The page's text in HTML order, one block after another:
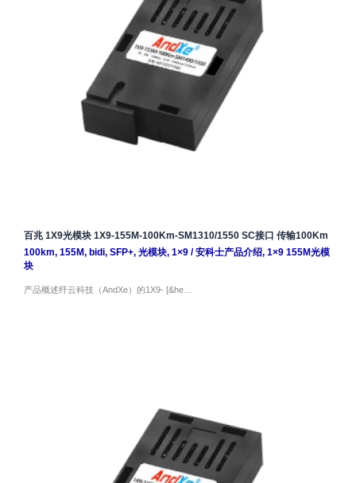
百兆 1X9光模块 1X9-155M-100Km-SM1310/1550 SC接口 传输100Km
100km, 155M, bidi, SFP+, 光模块, 1×9/安科士产品介绍, 1×9 155M光模
块
产品概述纤云科技（AndXe）的1X9- [&he…